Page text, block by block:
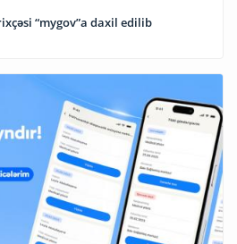
“mygov”a daxil edilib